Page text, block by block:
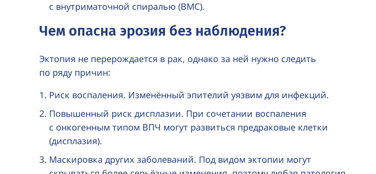
с внутриматочной спиралью (ВМС).
Чем опасна эрозия без наблюдения?
Эктопия не перерождается в рак, однако за ней нужно следить
по ряду причин:
Риск воспаления. Изменённый эпителий уязвим для инфекций.
Повышенный риск дисплазии. При сочетании воспаления
с онкогенным типом ВПЧ могут развиться предраковые клетки
(дисплазия).
Маскировка других заболеваний. Под видом эктопии могут